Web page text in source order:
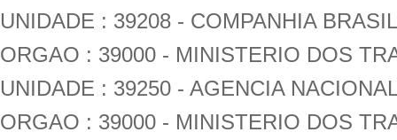
UNIDADE : 39208 - COMPANHIA
ORGAO : 39000 - MINISTERIO DOS
UNIDADE : 39250 - AGENCIA
ORGAO : 39000 - MINISTERIO DOS